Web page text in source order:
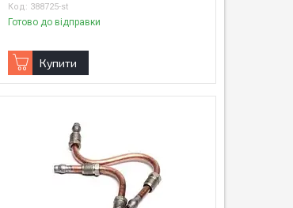
388725-st
Готово до відправки
Купити